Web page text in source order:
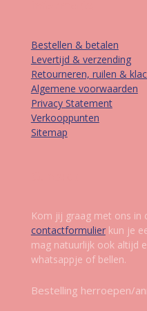
Bestellen & betalen
Levertijd & verzending
Retourneren, ruilen &
Algemene voorwaarden
Privacy Statement
Verkooppunten
Sitemap
Kom jij graag met ons in
contactformulierkun je
mag natuurlijk ook altijd
whatsappje of bellen.
Bestelling herroepen/